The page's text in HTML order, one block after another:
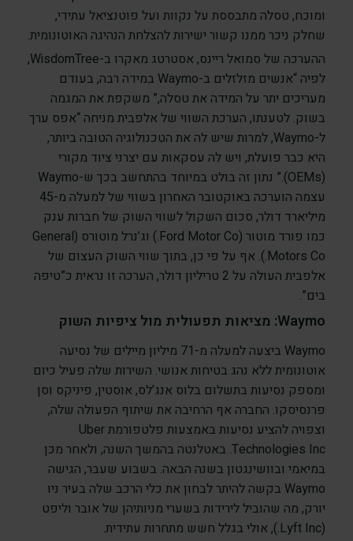
ומוכח, טסלה מתבססת על נקוות ועל פוטנציאל עתידי,
שחלק ניכר ממנו קשור ישירות להצלחת הנהיגה האוטונומית.
ההערכה של סמואל ריינס, אסטרטג מאקרו ב-WisdomTree,
לפיה “אנשים מזלזלים ב-Waymo במידה רבה, בעודם
מעריכים יתר על המידה את טסלה,” משקפת את המגמה
בשוק. לטענתו, הערכת השווי של אלפבית מניחה “אפס ערך
ל-Waymo, למרות שיש לה את הטכנולוגיה הטובה ביותר,
היא כבר פועלת, ויש לה עסקאות עם יצרני ציוד מקורי
(OEMs).” נתון זה בולט במיוחד בהתחשב בכך ש-Waymo
עצמה הוערכה באוקטובר האחרון בשווי של למעלה מ-45
מיליארד דולר, סכום השקול לשווי השוק של חברות ענק
כמו פורד מוטור (Ford Motor Co.) וג’נרל מוטורס (General
Motors Co.). אף על פי כן, בתוך שווי השוק העצום של
אלפבית העולה על 2 טריליון דולר, הערכה זו נראית כ”טיפה
בים”.
Waymo: מציאות תפעולית מול ציפיות השוק
Waymo ביצעה למעלה מ-71 מיליון מיילים של נסיעה
אוטונומית ללא נהג בטיחות אנושי. השירות שלה פעיל כיום
ומספק נסיעות בתשלום בלוס אנג’לס, אוסטין, פיניקס וסן
פרנסיסקו. החברה אף הרחיבה את שיתוף הפעולה שלה,
וצפויה להציע נסיעות באמצעות פלטפורמת Uber
Technologies Inc. באטלנטה בהמשך השנה, ולאחר מכן
במיאמי ובוושינגטון בשנה הבאה. בשבוע שעבר, הגישה
Waymo בקשה להיתר לבחון את כלי הרכב שלה בעיר ניו
יורק, מה שהוביל לירידות בשערי מניותיהן של אובר וליפט
(Lyft Inc.), אולי בגלל חשש מתחרות עתידית.